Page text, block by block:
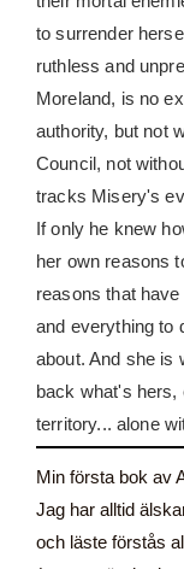
to surrender
ruthless and
Moreland, is no
authority, but not
Council, not
tracks Misery's
If only he knew
her own reasons
reasons that
and everything to
about. And she is
back what's hers,
territory... alone
Min första bok av
Jag har alltid
och läste förstås